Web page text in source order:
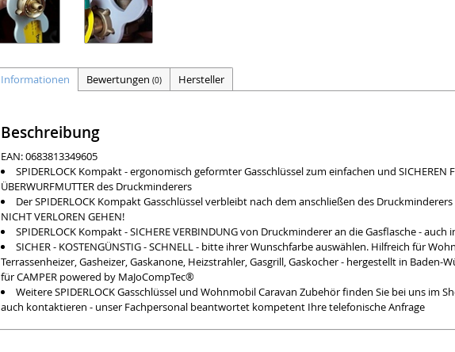
Informationen Bewertungen (0) Hersteller
Beschreibung
EAN: 0683813349605
SPIDERLOCK Kompakt - ergonomisch geformter Gasschlüssel zum einfachen und SICHEREN
ÜBERWURFMUTTER des Druckminderers
Der SPIDERLOCK Kompakt Gasschlüssel verbleibt nach dem anschließen des
NICHT VERLOREN GEHEN!
SPIDERLOCK Kompakt - SICHERE VERBINDUNG von Druckminderer an die Gasflasche -
SICHER - KOSTENGÜNSTIG - SCHNELL - bitte ihrer Wunschfarbe auswählen. Hilfreich für
Terrassenheizer, Gasheizer, Gaskanone, Heizstrahler, Gasgrill, Gaskocher - hergestellt in Baden-
für CAMPER powered by MaJoCompTec®
Weitere SPIDERLOCK Gasschlüssel und Wohnmobil Caravan Zubehör finden Sie bei uns im
auch kontaktieren - unser Fachpersonal beantwortet kompetent Ihre telefonische Anfrage